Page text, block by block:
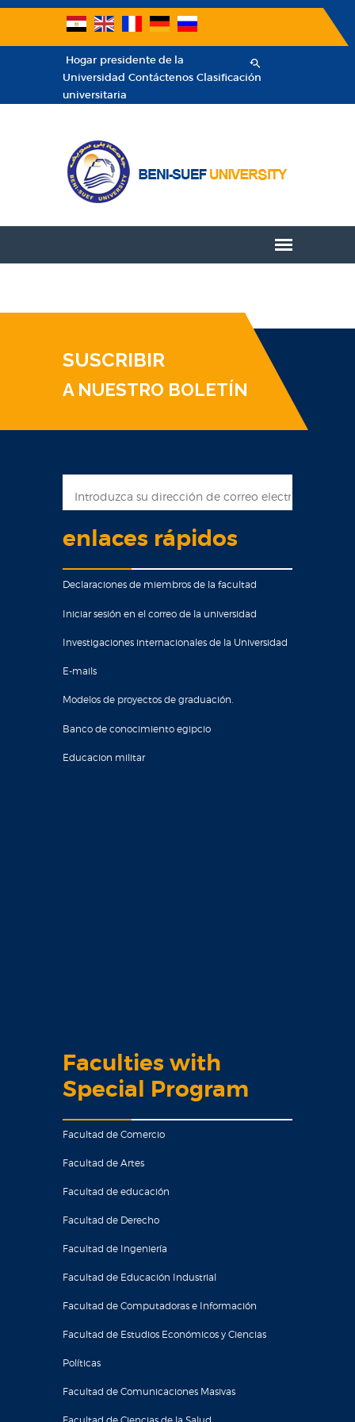
Hogar presidente de la
Universidad Contáctenos Clasificación
universitaria
SUSCRIBIR
A NUESTRO BOLETÍN
enlaces rápidos
Declaraciones de miembros de la facultad
Iniciar sesión en el correo de la universidad
Investigaciones internacionales de la Universidad
E-mails
Modelos de proyectos de graduación.
Banco de conocimiento egipcio
Educacion militar
Faculties with
Special Program
Facultad de Comercio
Facultad de Artes
Facultad de educación
Facultad de Derecho
Facultad de Ingeniería
Facultad de Educación Industrial
Facultad de Computadoras e Información
Facultad de Estudios Económicos y Ciencias
Políticas
Facultad de Comunicaciones Masivas